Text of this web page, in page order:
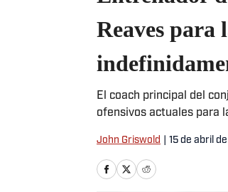
Reaves para
El coach principal del
ofensivos actuales para
John Griswold 15 de abril